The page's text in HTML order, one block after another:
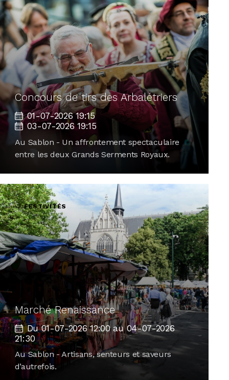
Concours de tirs des Arbalétriers
01-07-2026 19:15
03-07-2026 19:15
Au Sablon - Un affrontement spectaculaire
entre les deux Grands Serments Royaux.
FESTIVITÉS
Marché Renaissance
Du 01-07-2026 12:00 au 04-07-2026
21:30
Au Sablon - Artisans, senteurs et saveurs
d’autrefois.